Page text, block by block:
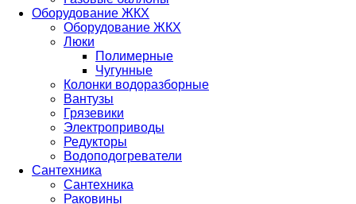
Оборудование ЖКХ
Оборудование ЖКХ
Люки
Полимерные
Чугунные
Колонки водоразборные
Вантузы
Грязевики
Электроприводы
Редукторы
Водоподогреватели
Сантехника
Сантехника
Раковины